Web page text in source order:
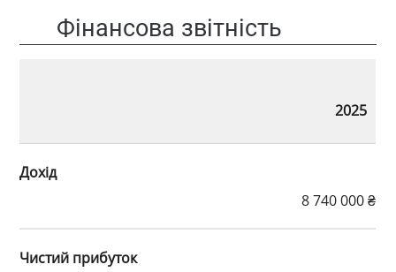
Фінансова звітність
2025
Дохід
8 740 000 ₴
Чистий прибуток